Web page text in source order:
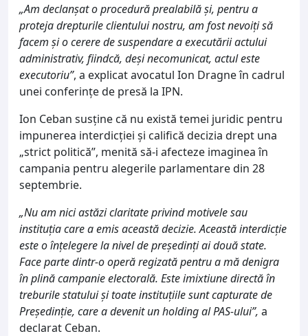
„Am declanșat o procedură prealabilă și, pentru a
proteja drepturile clientului nostru, am fost nevoiți să
facem și o cerere de suspendare a executării actului
administrativ, fiindcă, deși necomunicat, actul este
executoriu”, a explicat avocatul Ion Dragne în cadrul
unei conferințe de presă la IPN.
Ion Ceban susține că nu există temei juridic pentru
impunerea interdicției și califică decizia drept una
„strict politică”, menită să-i afecteze imaginea în
campania pentru alegerile parlamentare din 28
septembrie.
„Nu am nici astăzi claritate privind motivele sau
instituția care a emis această decizie. Această interdicție
este o înțelegere la nivel de președinți ai două state.
Face parte dintr-o operă regizată pentru a mă denigra
în plină campanie electorală. Este imixtiune directă în
treburile statului și toate instituțiile sunt capturate de
Președinție, care a devenit un holding al PAS-ului”, a
declarat Ceban.